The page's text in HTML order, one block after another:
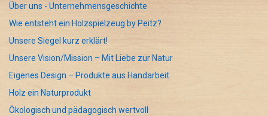
Über uns - Unternehmensgeschichte
Wie entsteht ein Holzspielzeug by Peitz?
Unsere Siegel kurz erklärt!
Unsere Vision/Mission – Mit Liebe zur Natur
Eigenes Design – Produkte aus Handarbeit
Holz ein Naturprodukt
Ökologisch und pädagogisch wertvoll